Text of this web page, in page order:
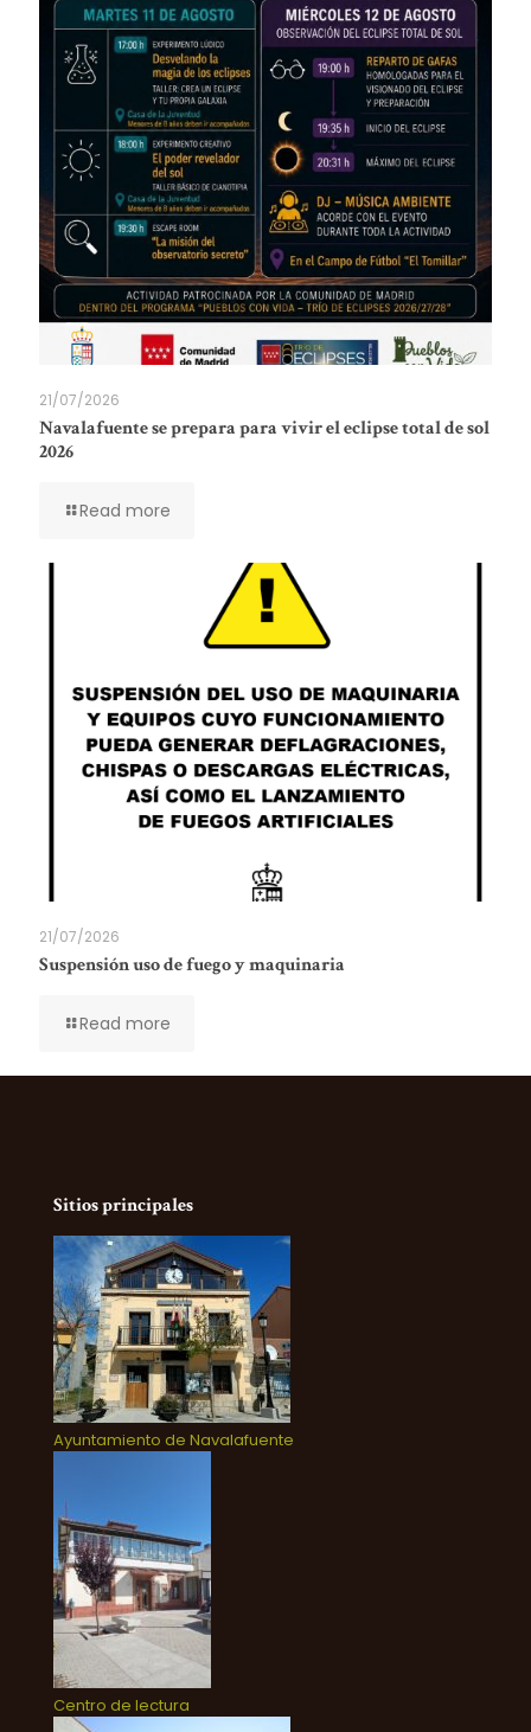
21/07/2026
Navalafuente se prepara para vivir el eclipse total de sol
2026
Read more
21/07/2026
Suspensión uso de fuego y maquinaria
Read more
Sitios principales
Ayuntamiento de Navalafuente
Centro de lectura